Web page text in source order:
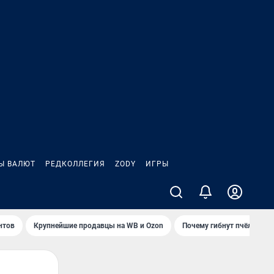
ВАЛЮТ РЕДКОЛЛЕГИЯ ZODY ИГРЫ
Крупнейшие продавцы на WB и Ozon Почему гибнут пчёлы?